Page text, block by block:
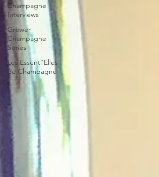
Champagne
Interviews
Grower
Champagne
Series
Les Essenti'Elles
de Champagne